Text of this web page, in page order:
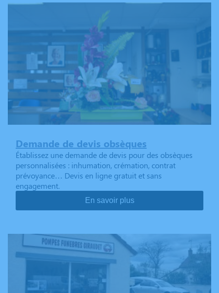
Demande de devis obsèques
Établissez une demande de devis pour des obsèques
personnalisées : inhumation, crémation, contrat
prévoyance… Devis en ligne gratuit et sans
engagement.
En savoir plus